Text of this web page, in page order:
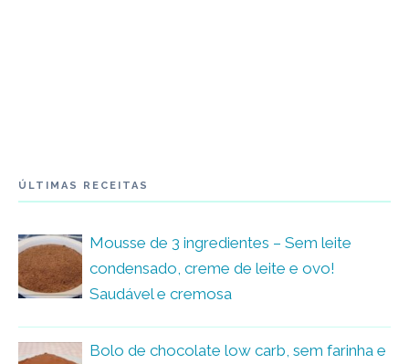
ÚLTIMAS RECEITAS
Mousse de 3 ingredientes – Sem leite
condensado, creme de leite e ovo!
Saudável e cremosa
Bolo de chocolate low carb, sem farinha e